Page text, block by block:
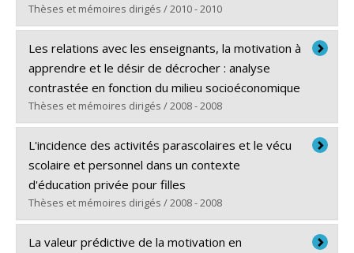
Lien vers le document dans Papyrus
Thèses et mémoires dirigés / 2010 - 2010
Diplômé(e) : Dufour, France
Cycle :Doctorat
Diplôme obtenu :Ph. D.
Lien vers le document dans Papyrus
Les relations avec les enseignants, la motivation à
apprendre et le désir de décrocher : analyse
contrastée en fonction du milieu socioéconomique
Thèses et mémoires dirigés / 2008 - 2008
Diplômé(e) :Bergeron, Julie
Cycle :Maîtrise
Diplôme obtenu : M. Sc.
Lien vers le document dans Papyrus
L'incidence des activités parascolaires et le vécu
scolaire et personnel dans un contexte
d'éducation privée pour filles
Thèses et mémoires dirigés / 2008 - 2008
Diplômé(e) :Leckman, Jocelyn
La valeur prédictive de la motivation en